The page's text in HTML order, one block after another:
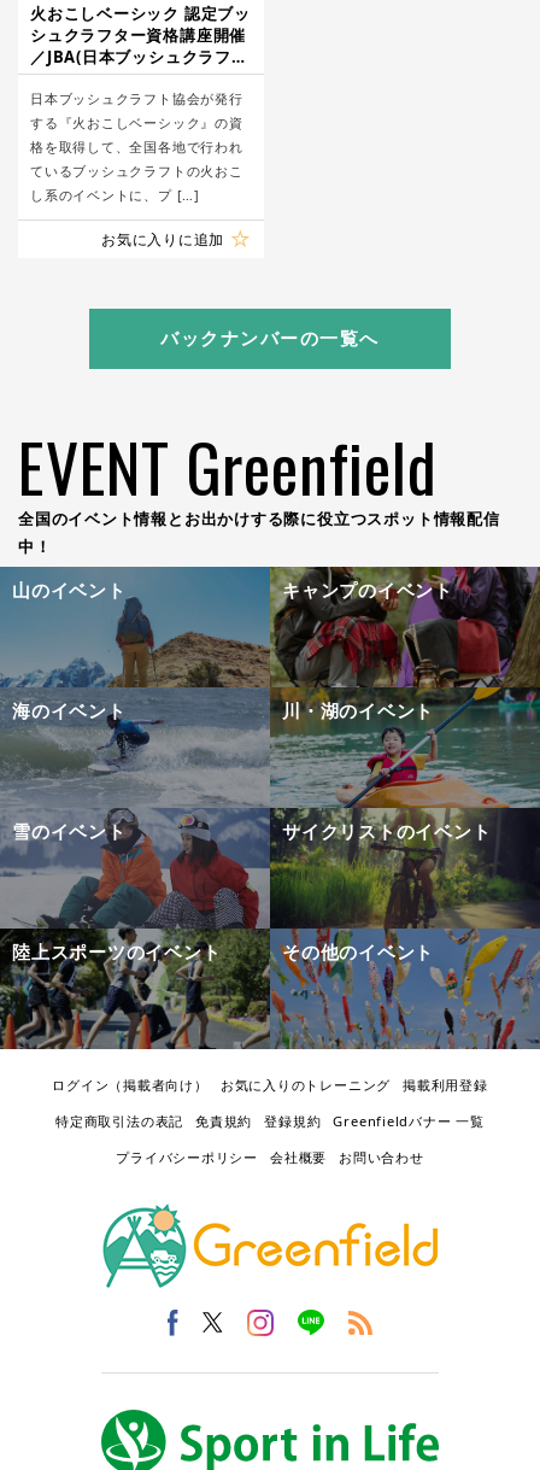
火おこしベーシック 認定ブッ
シュクラフター資格講座開催
／JBA(日本ブッシュクラフト
協会)
日本ブッシュクラフト協会が発行
する『火おこしベーシック』の資
格を取得して、全国各地で行われ
ているブッシュクラフトの火おこ
し系のイベントに、プ […]
お気に入りに追加
バックナンバーの一覧へ
EVENT Greenfield
全国のイベント情報とお出かけする際に役立つスポット情報配信
中！
山のイベント キャンプのイベント
海のイベント 川・湖のイベント
雪のイベント サイクリストのイベント
陸上スポーツのイベント その他のイベント
ログイン（掲載者向け） お気に入りのトレーニング
掲載利用登録
特定商取引法の表記
免責規約 登録規約
Greenfieldバナー 一覧
プライバシーポリシー
会社概要 お問い合わせ